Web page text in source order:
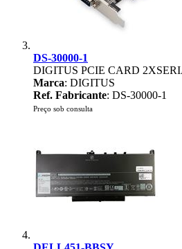
DS-30000-1
DIGITUS PCIE CARD
Marca: DIGITUS
Ref. Fabricante: DS-30000-1
Preço sob consulta